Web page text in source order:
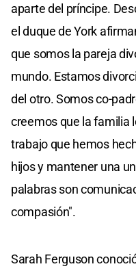
aparte del príncipe.
el duque de York
que somos la pareja
mundo. Estamos
del otro. Somos co-
creemos que la familia
trabajo que hemos
hijos y mantener una
palabras son
compasión".
Sarah Ferguson